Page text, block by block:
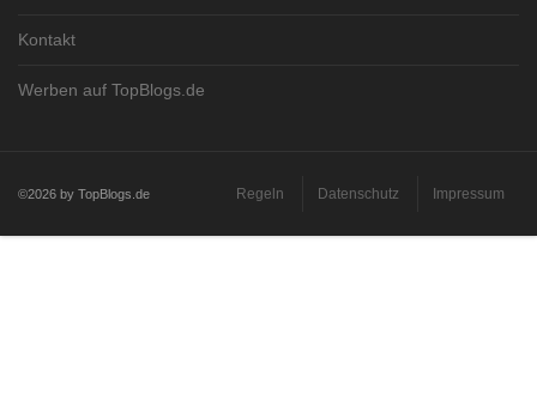
Kontakt
Werben auf TopBlogs.de
©2026 by TopBlogs.de Regeln Datenschutz Impressum